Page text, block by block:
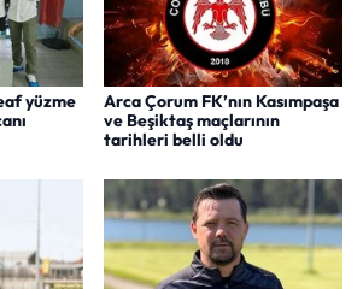
yüzme
Arca Çorum FK’nın Kasımpaşa
ve Beşiktaş maçlarının
tarihleri belli oldu